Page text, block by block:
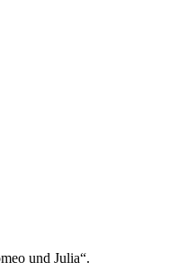
und Julia“.